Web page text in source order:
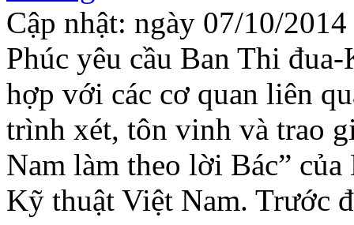
Cập nhật: ngày 07/10/
Phúc yêu cầu Ban Thi
hợp với các cơ quan liên
trình xét, tôn vinh và trao
Nam làm theo lời Bác”
Kỹ thuật Việt Nam. Trước